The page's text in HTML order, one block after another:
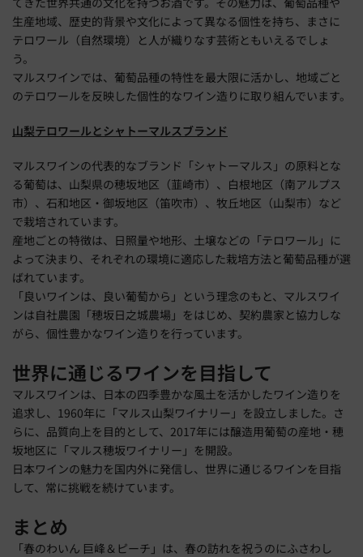
生産地域、歴史的背景や文化によって異なる個性を持ち、まさに
テロワール（自然環境）と人が織りなす芸術ともいえるでしょ
う。
マルスワインでは、葡萄品種の特性を最大限に活かし、地域ごと
のテロワールを反映した個性的なワイン造りに取り組んでいます。
山梨テロワールとシャトーマルスブランド
マルスワインの代表的なブランド「シャトーマルス」の原料とな
る葡萄は、山梨県の穂坂地区（韮崎市）、白根地区（南アルプス
市）、石和地区・御坂地区（笛吹市）、牧丘地区（山梨市）など
で栽培されています。
産地ごとの特徴は、日照量や地形、土壌などの「テロワール」に
よって決まり、それぞれの環境に適応した栽培方法と葡萄品種が選
ばれています。
「良いワインは、良い葡萄から」という理念のもと、マルスワイ
ンは自社農園「穂坂日之城農場」をはじめ、契約農家と協力しな
がら、個性豊かなワイン造りを行っています。
世界に通じるワインを目指して
マルスワインは、日本の四季豊かな風土を活かしたワイン造りを
追求し、1960年に「マルス山梨ワイナリー」を設立しました。さ
らに、品質向上を目的として、2017年には醸造用葡萄の産地・穂
坂地区に「マルス穂坂ワイナリー」を開設。
日本ワインの魅力を国内外に発信し、世界に通じるワインを目指
して、常に挑戦を続けています。
まとめ
「春のわいん 巨峰＆ピーチ」は、春の訪れを祝うのにふさわし